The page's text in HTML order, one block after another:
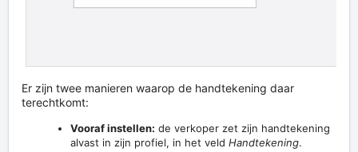
Er zijn twee manieren waarop de handtekening daar
terechtkomt:
Vooraf instellen: de verkoper zet zijn handtekening
alvast in zijn profiel, in het veld Handtekening.